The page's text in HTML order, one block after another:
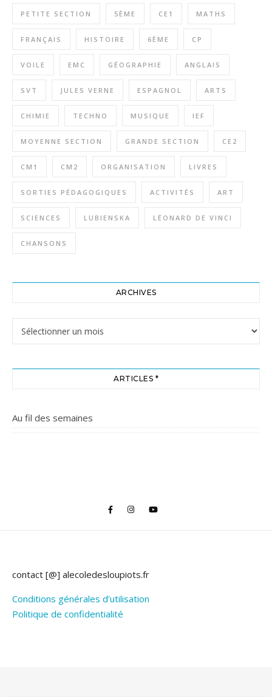
PETITE SECTION 5ÈME CE1 MATHS
FRANÇAIS HISTOIRE 6ÈME CP
VOILE EMC GÉOGRAPHIE ANGLAIS
SVT JULES VERNE ESPAGNOL ARTS
CHIMIE TECHNO MUSIQUE IEF
MOYENNE SECTION GRANDE SECTION CE2
CM1 CM2 ORGANISATION LIVRES
SORTIES PÉDAGOGIQUES ACTIVITÉS ART
SCIENCES LUBIENSKA LÉONARD DE VINCI
CHANSONS
ARCHIVES
ARTICLES *
Au fil des semaines
contact [@] alecoledesloupiots.fr
Conditions générales d’utilisation
Politique de confidentialité